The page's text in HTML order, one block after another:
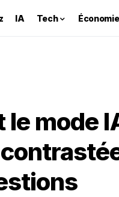
IA Tech Économie
le mode